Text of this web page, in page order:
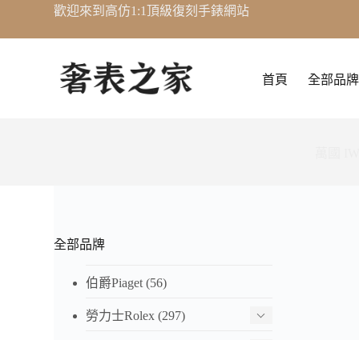
至
歡迎來到高仿1:1頂級復刻手錶網站
首頁 全部品牌
全部品牌
伯爵Piaget (56)
勞力士Rolex (297)